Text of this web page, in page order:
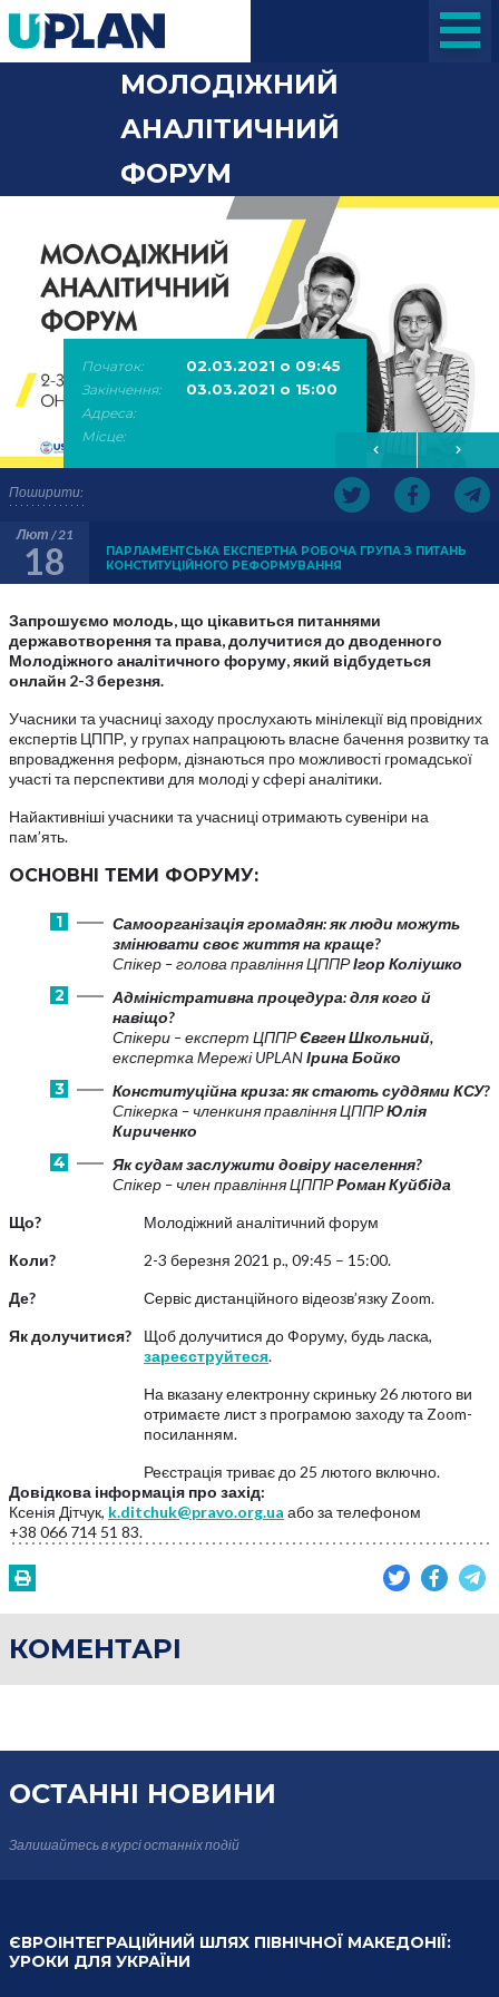
Поширити:
МОЛОДІЖНИЙ
АНАЛІТИЧНИЙ
ФОРУМ
Лют / 21
18
Початок: 02.03.2021 о 09:45
Закінчення: 03.03.2021 о 15:00
Адреса:
Місце:
ПАРЛАМЕНТСЬКА ЕКСПЕРТНА РОБОЧА ГРУПА З ПИТАНЬ
КОНСТИТУЦІЙНОГО РЕФОРМУВАННЯ
Запрошуємо молодь, що цікавиться питаннями
державотворення та права, долучитися до дводенного
Молодіжного аналітичного форуму, який відбудеться
онлайн 2-3 березня.
Учасники та учасниці заходу прослухають мінілекції від провідних
експертів ЦППР, у групах напрацюють власне бачення розвитку та
впровадження реформ, дізнаються про можливості громадської
участі та перспективи для молоді у сфері аналітики.
Найактивніші учасники та учасниці отримають сувеніри на
пам’ять.
ОСНОВНІ ТЕМИ ФОРУМУ:
Самоорганізація громадян: як люди можуть
змінювати своє життя на краще?
Спікер – голова правління ЦППРІгор Коліушко
Адміністративна процедура: для кого й
навіщо?
Спікери – експерт ЦППРЄвген Школьний,
експертка Мережі UPLANІрина Бойко
Конституційна криза: як стають суддями КСУ?
Спікерка – членкиня правління ЦППРЮлія
Кириченко
Як судам заслужити довіру населення?
Спікер – член правління ЦППРРоман Куйбіда
Що?
Коли?
Де?
Як долучитися?
Молодіжний аналітичний форум
2-3 березня 2021 р., 09:45 – 15:00.
Сервіс дистанційного відеозв’язку Zoom.
Щоб долучитися до Форуму, будь ласка,
зареєструйтеся.
На вказану електронну скриньку 26 лютого ви
отримаєте лист з програмою заходу та Zoom-
посиланням.
Реєстрація триває до 25 лютого включно.
Довідкова інформація про захід:
Ксенія Дітчук, k.ditchuk@pravo.org.ua або за телефоном
+38 066 714 51 83.
КОМЕНТАРІ
ОСТАННІ НОВИНИ
Залишайтесь в курсіостанніх подій
ЄВРОІНТЕГРАЦІЙНИЙ ШЛЯХ ПІВНІЧНОЇ МАКЕДОНІЇ:
УРОКИ ДЛЯ УКРАЇНИ